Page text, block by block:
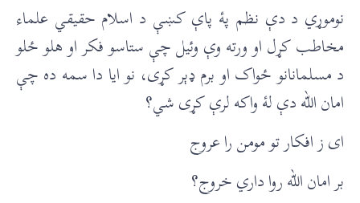
نوموړي د دې نظم پۀ پاې کښې د اسلام حقیقي علماء
مخاطب کړل او ورته وې وئيل چې ستاسو فکر او هلو ځلو
د مسلمانانو ځواک او برم ډېر کړی، نو ایا دا سمه ده چې
امان الله دې لۀ واکه لرې کړی شي؟
ای ز افکار تو مومن را عروج
بر امان الله روا داري خروج؟